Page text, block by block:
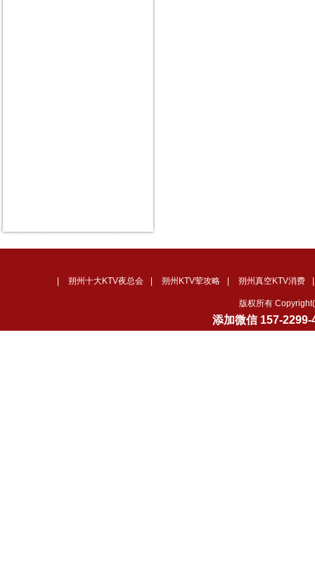
朔州十大KTV夜总会 朔州KTV荤攻略 朔州真空KTV消费
版权所有
添加微信 157-